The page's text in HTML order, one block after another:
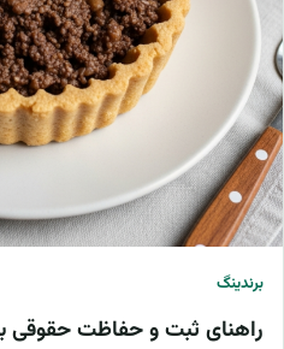
برندینگ
راهنای ثبت و حفاظت حقوقی